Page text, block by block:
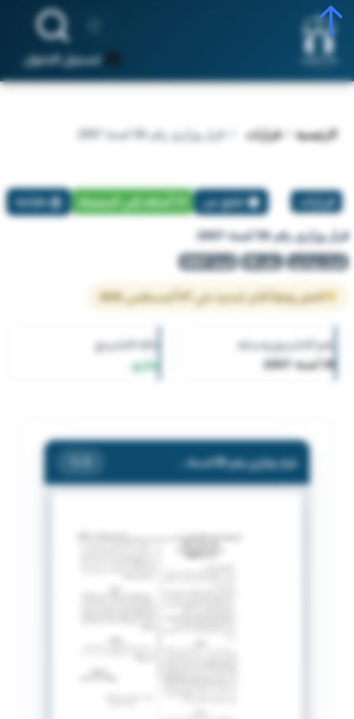
تسجيل الدخول
الرئيسية قرارات قرار وزاري رقم 58 لسنة 2007
قرارات تبليغ عن أضافة إلي المفضلة طباعة
قرار وزاري رقم 58 لسنة 2007
قرار وزاري رقم 58 لسنة 2007
النص وفقاً لآخر تحديث في 07 أغسطس 2026
رقم التشريع وسنته
58 لسنة 2007
حالة التشريع
ساري